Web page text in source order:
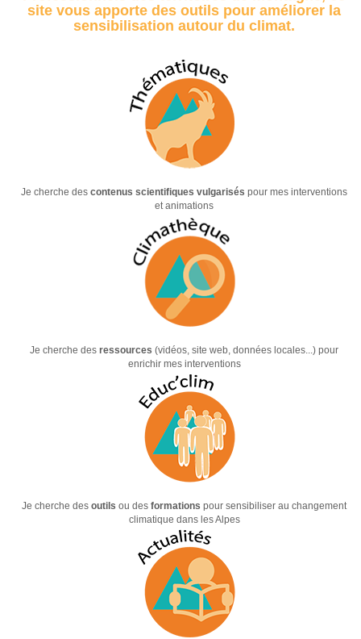
site vous apporte des outils pour améliorer la
sensibilisation autour du climat.
Je cherche descontenus scientifiques vulgarisés pour mes interventions
et animations
Je cherche desressources (vidéos, site web, données locales...) pour
enrichir mes interventions
Je cherche desoutils ou desformations pour sensibiliser au changement
climatique dans les Alpes